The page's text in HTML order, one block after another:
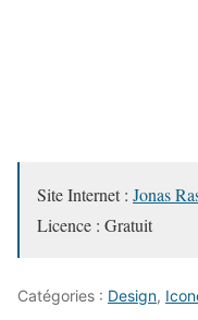
Site Internet : Jonas
Licence : Gratuit
Catégories : Design,